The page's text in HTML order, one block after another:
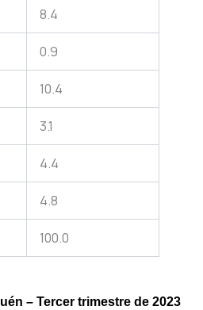
8.4
0.9
10.4
3.1
4.4
4.8
100.0
– Tercer trimestre de 2023